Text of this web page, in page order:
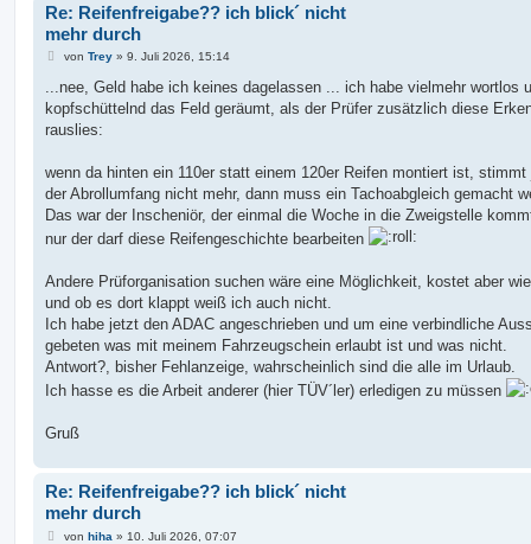
Re: Reifenfreigabe?? ich blick´ nicht
mehr durch
B
i
r
a
von Trey» 9. Juli 2026, 15:14
...nee, Geld habe ich keines dagelassen ... ich habe vielmehr wortlos
kopfschüttelnd das Feld geräumt, als der Prüfer zusätzlich diese
rauslies:
wenn da hinten ein 110er statt einem 120er Reifen montiert ist, stimmt
der Abrollumfang nicht mehr, dann muss ein Tachoabgleich gemacht
Das war der Inscheniör, der einmal die Woche in die Zweigstelle
nur der darf diese Reifengeschichte bearbeiten
Andere Prüforganisation suchen wäre eine Möglichkeit, kostet aber
und ob es dort klappt weiß ich auch nicht.
Ich habe jetzt den ADAC angeschrieben und um eine verbindliche
gebeten was mit meinem Fahrzeugschein erlaubt ist und was nicht.
Antwort?, bisher Fehlanzeige, wahrscheinlich sind die alle im Urlaub.
Ich hasse es die Arbeit anderer (hier TÜV´ler) erledigen zu müssen
Gruß
Re: Reifenfreigabe?? ich blick´ nicht
mehr durch
Bvon hiha » 10. Juli 2026, 07:07